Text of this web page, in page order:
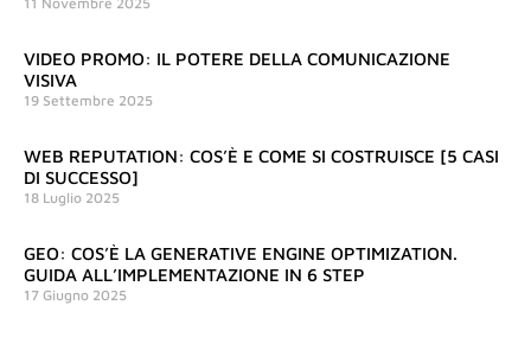
VIDEO PROMO: IL POTERE DELLA COMUNICAZIONE
VISIVA
19 Settembre 2025
WEB REPUTATION: COS’È E COME SI COSTRUISCE [5 CASI
DI SUCCESSO]
18 Luglio 2025
GEO: COS’È LA GENERATIVE ENGINE OPTIMIZATION.
GUIDA ALL’IMPLEMENTAZIONE IN 6 STEP
17 Giugno 2025